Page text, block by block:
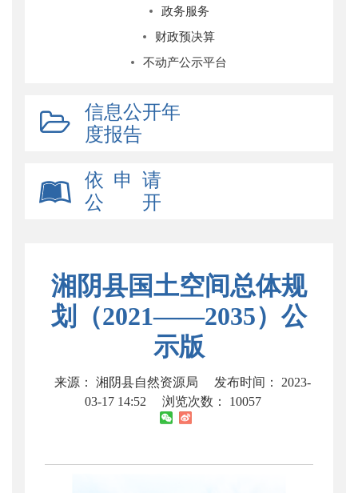
政务服务
财政预决算
不动产公示平台
信息公开年
度报告
依 申 请
公 开
湘阴县国土空间总体规
划（2021——2035）公
示版
来源： 湘阴县自然资源局
发布时间： 2023-
03-17 14:52
浏览次数： 10057